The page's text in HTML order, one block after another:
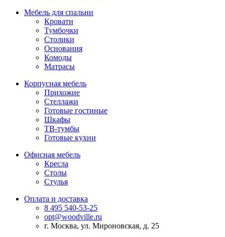
Мебель для спальни
Кровати
Тумбочки
Столики
Основания
Комоды
Матрасы
Корпусная мебель
Прихожие
Стеллажи
Готовые гостиные
Шкафы
ТВ-тумбы
Готовые кухни
Офисная мебель
Кресла
Столы
Стулья
Оплата и доставка
8 495 540-53-25
opt@woodville.ru
г. Москва, ул. Мироновская, д. 25